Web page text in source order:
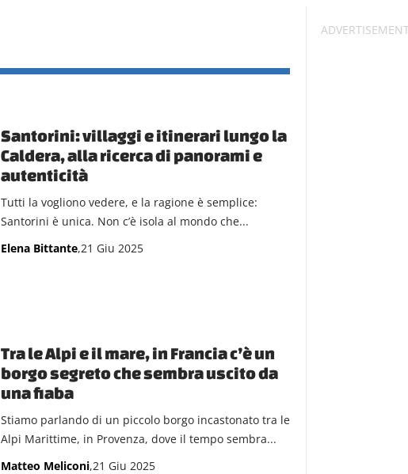
Santorini: villaggi e itinerari lungo la
Caldera, alla ricerca di panorami e
autenticità
Tutti la vogliono vedere, e la ragione è semplice:
Santorini è unica. Non c’è isola al mondo che...
Elena Bittante,21 Giu 2025
Tra le Alpi e il mare, in Francia c’è un
borgo segreto che sembra uscito da
una fiaba
Stiamo parlando di un piccolo borgo incastonato tra le
Alpi Marittime, in Provenza, dove il tempo sembra...
Matteo Meliconi,21 Giu 2025